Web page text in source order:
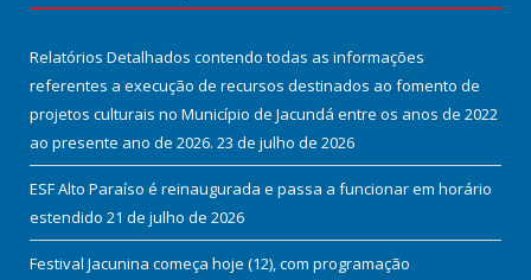
Relatórios Detalhados contendo todas as informações
referentes a execução de recursos destinados ao fomento de
projetos culturais no Município de Jacundá entre os anos de 2022
ao presente ano de 2026. 23 de julho de 2026
ESF Alto Paraíso é reinaugurada e passa a funcionar em horário
estendido 21 de julho de 2026
Festival Jacunina começa hoje (12), com programação